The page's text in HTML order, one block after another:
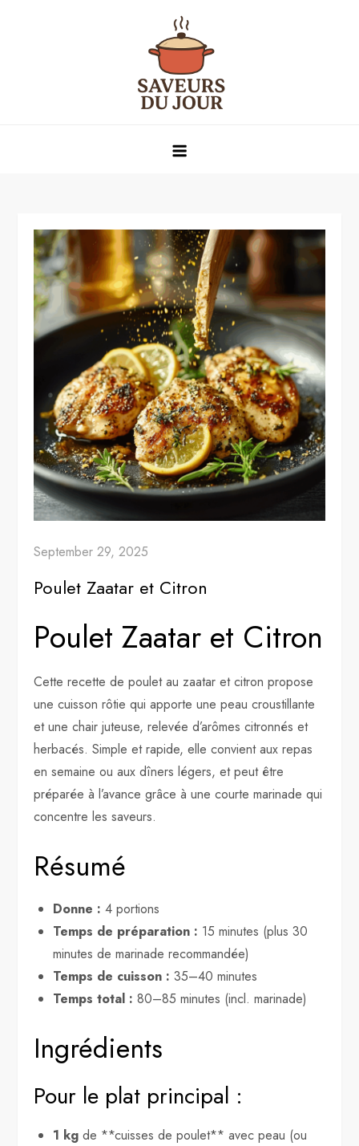
September 29, 2025
Poulet Zaatar et Citron
Poulet Zaatar et Citron
Cette recette de poulet au zaatar et citron propose
une cuisson rôtie qui apporte une peau croustillante
et une chair juteuse, relevée d’arômes citronnés et
herbacés. Simple et rapide, elle convient aux repas
en semaine ou aux dîners légers, et peut être
préparée à l’avance grâce à une courte marinade qui
concentre les saveurs.
Résumé
Donne : 4 portions
Temps de préparation : 15 minutes (plus 30
minutes de marinade recommandée)
Temps de cuisson : 35–40 minutes
Temps total : 80–85 minutes (incl. marinade)
Ingrédients
Pour le plat principal :
1 kg de **cuisses de poulet** avec peau (ou